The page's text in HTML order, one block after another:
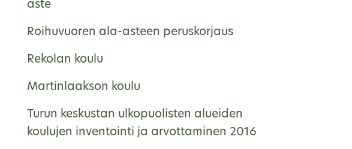
aste
Roihuvuoren ala-asteen peruskorjaus
Rekolan koulu
Martinlaakson koulu
Turun keskustan ulkopuolisten alueiden
koulujen inventointi ja arvottaminen 2016